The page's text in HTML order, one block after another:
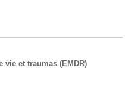
vie et traumas (EMDR)